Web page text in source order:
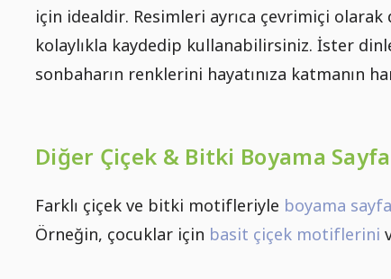
için idealdir. Resimleri ayrıca çevrimiçi
kolaylıkla kaydedip kullanabilirsiniz. İster
sonbaharın renklerini hayatınıza katmanın
Diğer Çiçek & Bitki Boyama
Farklı çiçek ve bitki motifleriyle boyama
Örneğin, çocuklar için basit çiçek motiflerini